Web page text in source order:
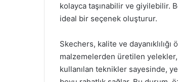
kolayca taşınabilir ve giyilebilir.
ideal bir seçenek oluşturur.
Skechers, kalite ve
malzemelerden üretilen
kullanılan teknikler sayesinde,